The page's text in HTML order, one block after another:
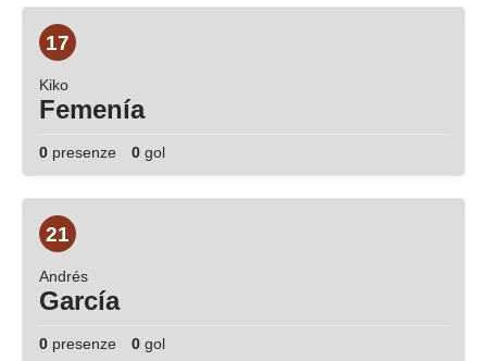
17
Kiko
Femenía
0 presenze 0 gol
21
Andrés
García
0 presenze 0 gol